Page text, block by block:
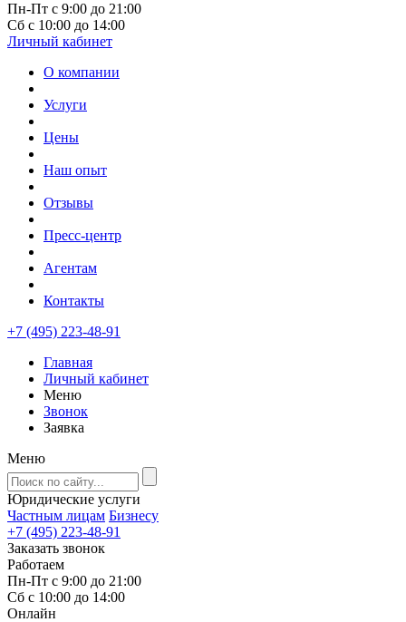
Пн-Пт с 9:00 до 21:00
Сб с 10:00 до 14:00
Личный кабинет
О компании
Услуги
Цены
Наш опыт
Отзывы
Пресс-центр
Агентам
Контакты
+7 (495) 223-48-91
Главная
Личный кабинет
Меню
Звонок
Заявка
Меню
Юридические услуги
Частным лицам Бизнесу
+7 (495) 223-48-91
Заказать звонок
Работаем
Пн-Пт с 9:00 до 21:00
Сб с 10:00 до 14:00
Онлайн